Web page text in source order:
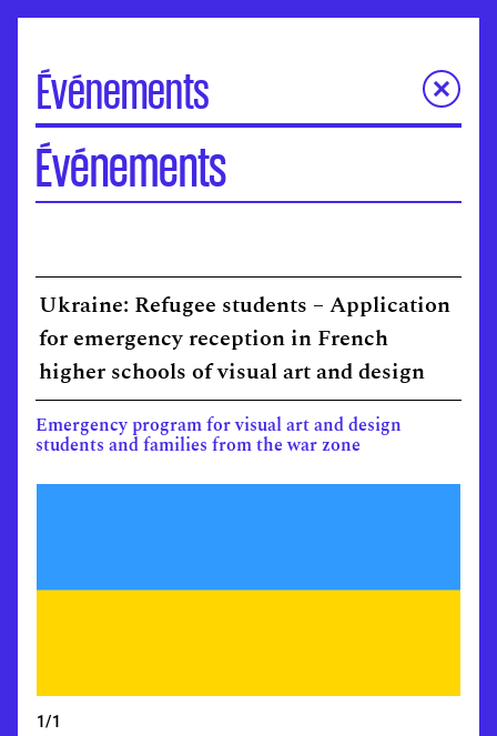
Événements
À la une
Portes Ouvertes
Visite virtuelle des écoles
Assises nationales
EuroFabrique
Événements
Accompagnement des établissements
Événements
Ukraine: Refugee students – Application
for emergency reception in French
higher schools of visual art and design
Emergency program for visual art and design
students and families from the war zone
1/1